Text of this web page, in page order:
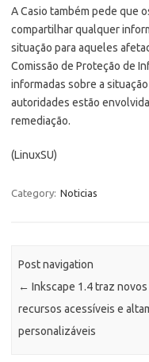
A Casio também pede que
compartilhar qualquer
situação para aqueles
Comissão de Proteção de
informadas sobre a
autoridades estão
remediação.
(LinuxSU)
Category: Noticias
Post navigation
← Inkscape 1.4 traz novos
recursos acessíveis e
personalizáveis